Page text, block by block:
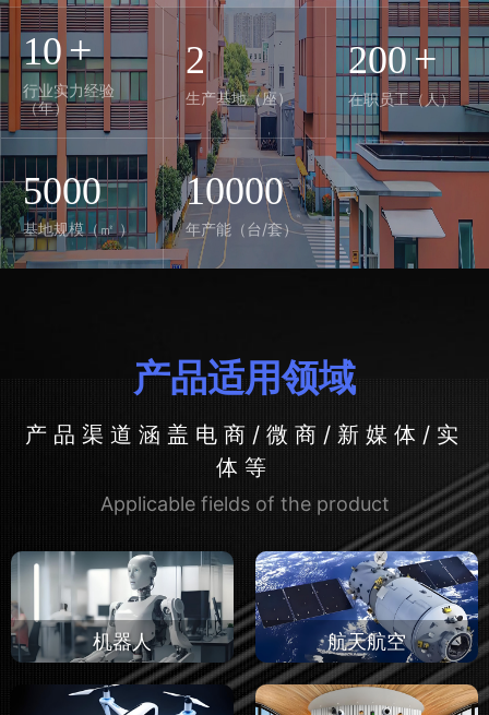
10+
行业实力经验
（年）
2
生产基地（座）
200+
在职员工（人）
5000
基地规模（㎡ ）
10000
年产能（台/套）
产品适用领域
产品渠道涵盖电商/微商/新媒体/实
体等
Applicable fields of the product
机器人 航天航空